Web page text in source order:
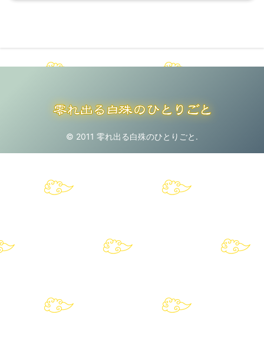
© 2011 零れ出る白殊のひとりごと.